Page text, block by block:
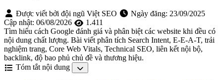
Được viết bởi đội ngũ Việt SEO Ngày đăng: 23/09/2025
Cập nhật: 06/08/2026
1.411
Tìm hiểu cách Google đánh giá và phân biệt các website khi đều có
nội dung chất lượng. Bài viết phân tích Search Intent, E-E-A-T, trải
nghiệm trang, Core Web Vitals, Technical SEO, liên kết nội bộ,
backlink, độ bao phủ chủ đề và thương hiệu.
Tóm tắt nội dung